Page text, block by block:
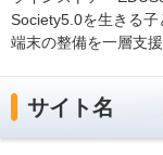
Society5.0を生きる
端末の整備を一層支援
サイト名